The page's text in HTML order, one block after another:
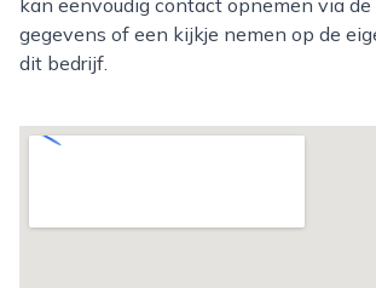
kan eenvoudig contact opnemen via
gegevens of een kijkje nemen op de
dit bedrijf.